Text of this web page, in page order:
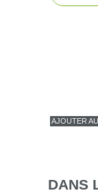
AJOUTER
DANS